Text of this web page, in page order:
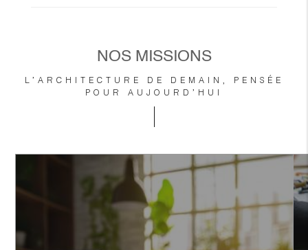
NOS MISSIONS
L’ARCHITECTURE DE DEMAIN, PENSÉE
POUR AUJOURD’HUI